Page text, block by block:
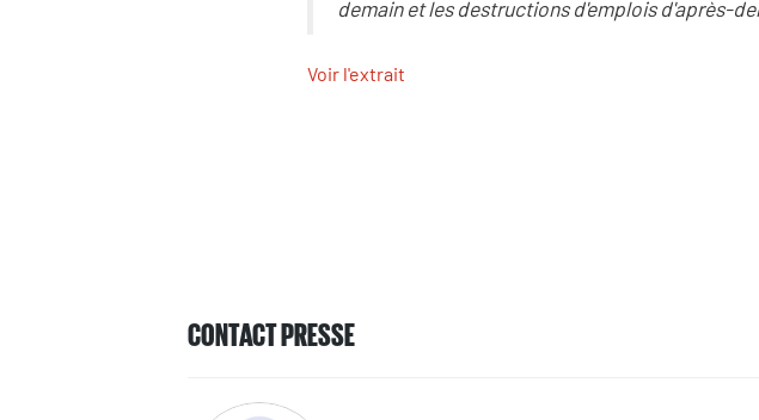
demain et les destructions d'emplois d'après-
Voir l'extrait
CONTACT PRESSE